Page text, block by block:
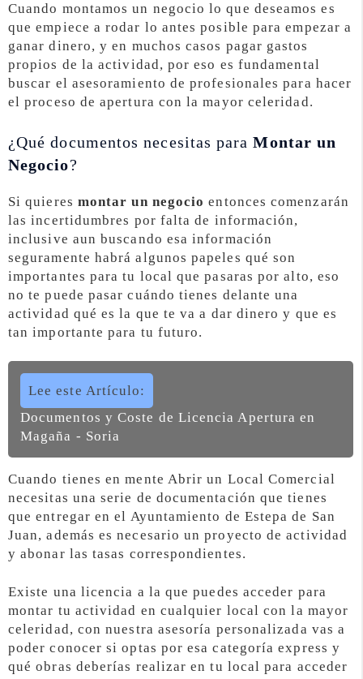
Cuando montamos un negocio lo que deseamos es
que empiece a rodar lo antes posible para empezar a
ganar dinero, y en muchos casos pagar gastos
propios de la actividad, por eso es fundamental
buscar el asesoramiento de profesionales para hacer
el proceso de apertura con la mayor celeridad.
¿Qué documentos necesitas paraMontar un
Negocio?
Si quieres montar un negocio entonces comenzarán
las incertidumbres por falta de información,
inclusive aun buscando esa información
seguramente habrá algunos papeles qué son
importantes para tu local que pasaras por alto, eso
no te puede pasar cuándo tienes delante una
actividad qué es la que te va a dar dinero y que es
tan importante para tu futuro.
Lee este Artículo:
Documentos y Coste de Licencia Apertura en
Magaña - Soria
Cuando tienes en mente Abrir un Local Comercial
necesitas una serie de documentación que tienes
que entregar en el Ayuntamiento de Estepa de San
Juan, además es necesario un proyecto de actividad
y abonar las tasas correspondientes.
Existe una licencia a la que puedes acceder para
montar tu actividad en cualquier local con la mayor
celeridad, con nuestra asesoría personalizada vas a
poder conocer si optas por esa categoría express y
qué obras deberías realizar en tu local para acceder